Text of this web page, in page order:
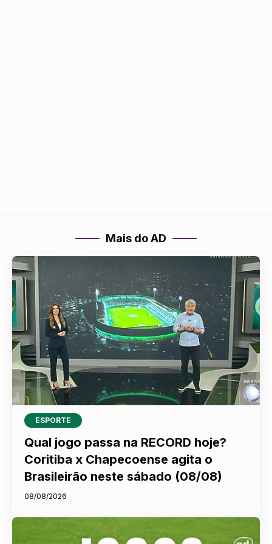
Mais do AD
ESPORTE
Qual jogo passa na RECORD hoje?
Coritiba x Chapecoense agita o
Brasileirão neste sábado (08/08)
08/08/2026